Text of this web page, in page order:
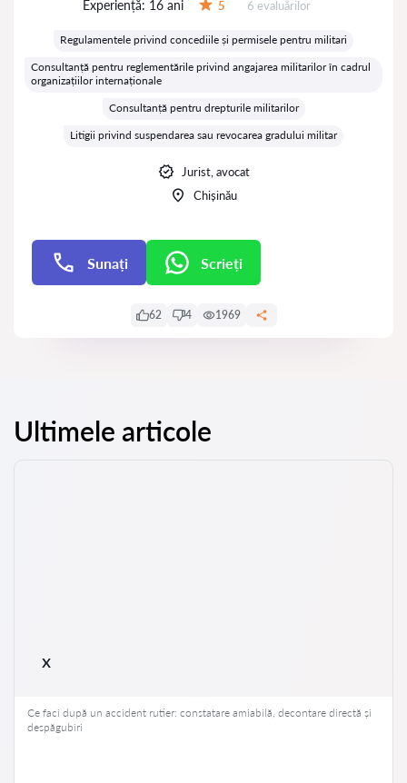
Experiență: 16 ani 5 Evaluărilor:
6 evaluărilor
Regulamentele privind concediile și permisele pentru militari
Consultanță pentru reglementările privind angajarea militarilor în cadrul
organizațiilor internaționale
Consultanță pentru drepturile militarilor
Litigii privind suspendarea sau revocarea gradului militar
Jurist, avocat
Chișinău
Sunați Scrieți
62 4 1969
Ultimele articole
x
Ce faci după un accident rutier: constatare amiabilă, decontare directă și
despăgubiri